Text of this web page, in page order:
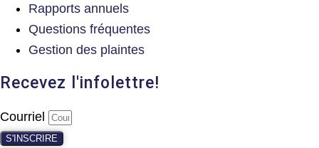
Rapports annuels
Questions fréquentes
Gestion des plaintes
Recevez l'infolettre!
Courriel
S'INSCRIRE